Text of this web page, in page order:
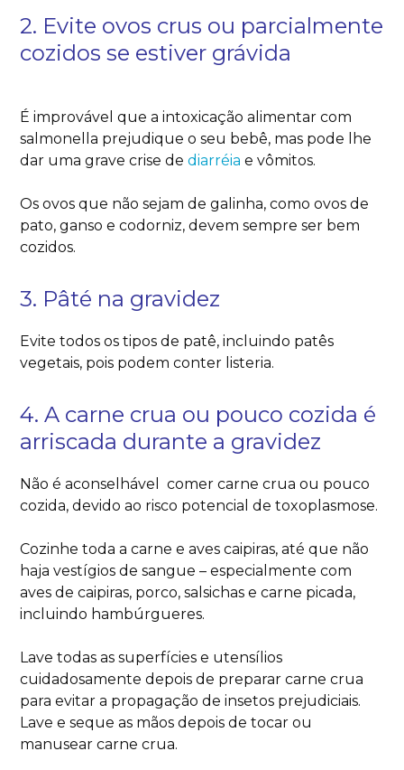
2. Evite ovos crus ou parcialmente
cozidos se estiver grávida
É improvável que a intoxicação alimentar com
salmonella prejudique o seu bebê, mas pode lhe
dar uma grave crise dediarréia e vômitos.
Os ovos que não sejam de galinha, como ovos de
pato, ganso e codorniz, devem sempre ser bem
cozidos.
3. Pâté na gravidez
Evite todos os tipos de patê, incluindo patês
vegetais, pois podem conter listeria.
4. A carne crua ou pouco cozida é
arriscada durante a gravidez
Não é aconselhável comer carne crua ou pouco
cozida, devido ao risco potencial de toxoplasmose.
Cozinhe toda a carne e aves caipiras, até que não
haja vestígios de sangue – especialmente com
aves de caipiras, porco, salsichas e carne picada,
incluindo hambúrgueres.
Lave todas as superfícies e utensílios
cuidadosamente depois de preparar carne crua
para evitar a propagação de insetos prejudiciais.
Lave e seque as mãos depois de tocar ou
manusear carne crua.